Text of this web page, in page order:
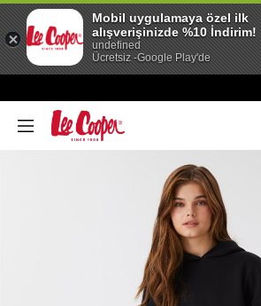
Mobil uygulamaya özel ilk
alışverişinizde %10 İndirim!
undefined
Ücretsiz -Google Play'de